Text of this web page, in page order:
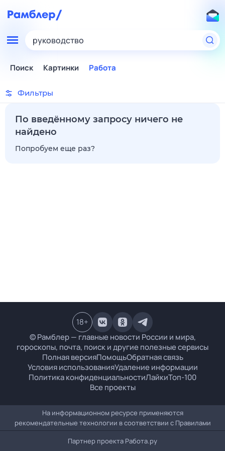
руководство
Поиск Картинки Работа
Фильтры
По введённому запросу ничего не
найдено
Попробуем еще раз?
© Рамблер — главные новости России и мира,
гороскопы, почта, поиск и другие полезные сервисы
Полная версияПомощьОбратная связь
Условия использованияУдаление информации
Политика конфиденциальностиЛайкиТоп-100
Все проекты
18+
На информационном ресурсе применяются
рекомендательные технологии в соответствии с Правилами
Партнер проекта Работа.ру